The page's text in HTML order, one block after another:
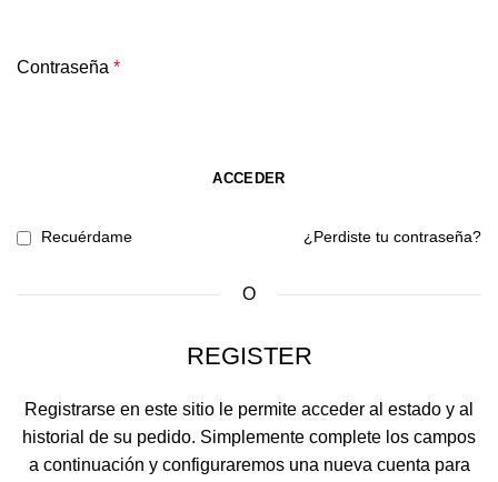
Contraseña *
ACCEDER
¿Perdiste tu contraseña?
Recuérdame
O
REGISTER
Registrarse en este sitio le permite acceder al estado y al
historial de su pedido. Simplemente complete los campos
a continuación y configuraremos una nueva cuenta para